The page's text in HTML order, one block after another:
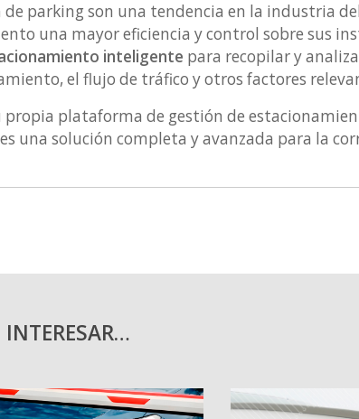
parking son una tendencia en la industria
una mayor eficiencia y control sobre sus
inteligente para recopilar y
el flujo de tráfico y otros factores
propia plataforma de gestión de
una solución completa y avanzada para la